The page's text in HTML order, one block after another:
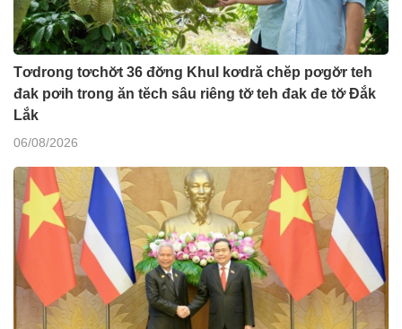
Tơdrong tơchơ̆t 36 đơ̆ng Khul kơdră chĕp pơgơ̆r teh
đak pơih trong ăn tĕch sâu riêng tơ̆ teh đak đe tơ̆ Đắk
Lắk
06/08/2026